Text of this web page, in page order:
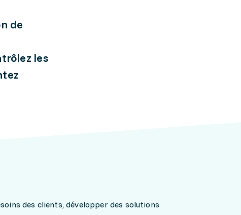
de
les
des clients, développer des solutions